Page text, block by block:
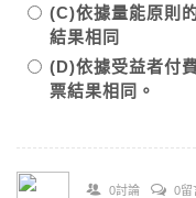
(C)依據量能原則
結果相同
(D)依據受益者付
票結果相同。
0討論 0留